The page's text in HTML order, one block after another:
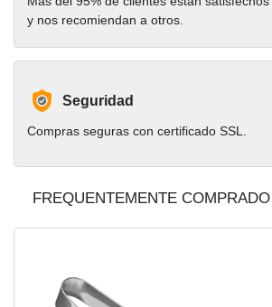
y nos recomiendan a otros.
Seguridad
Compras seguras con certificado SSL.
FREQUENTEMENTE